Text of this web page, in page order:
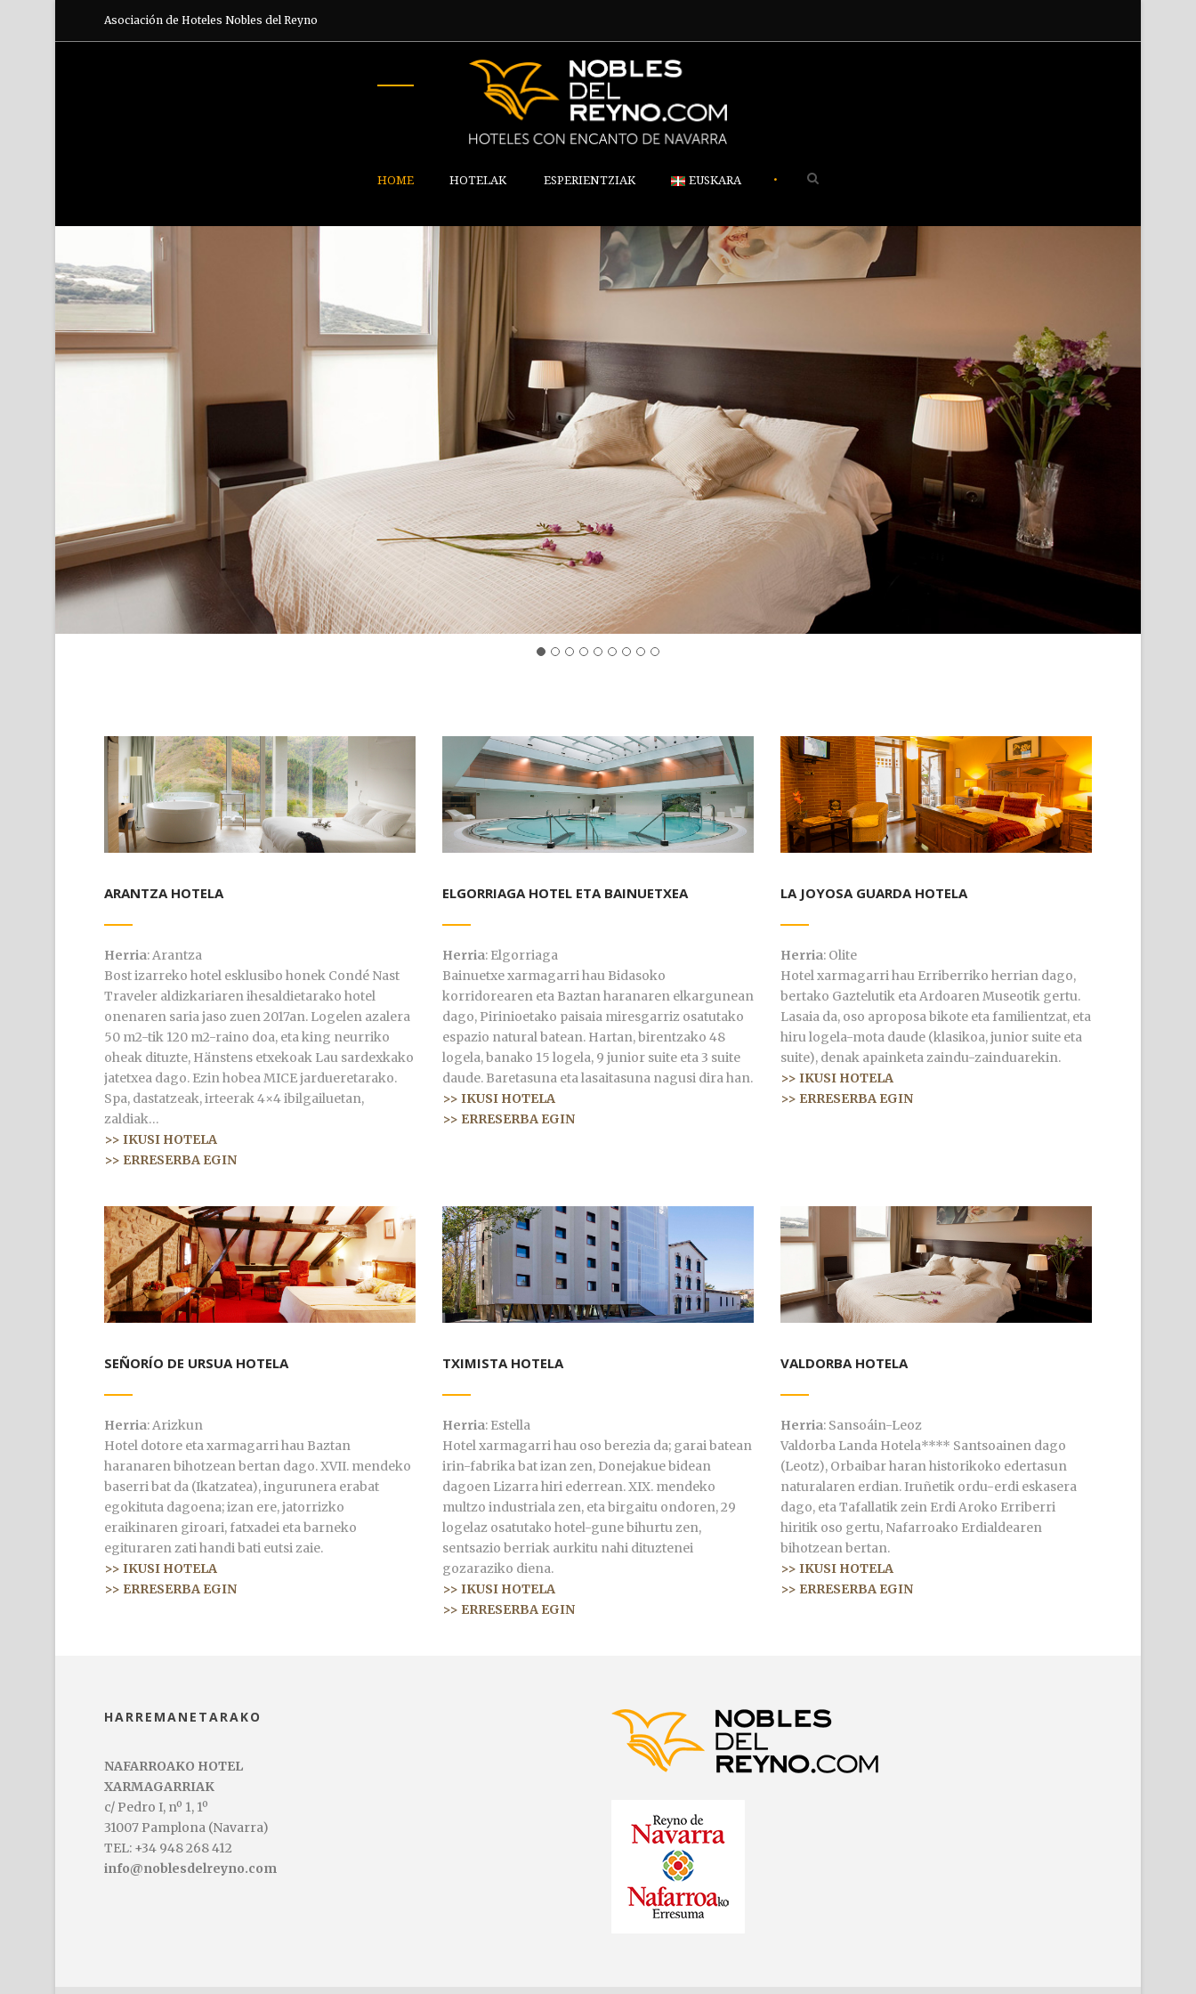
Asociación de Hoteles Nobles del Reyno
HOME HOTELAK ESPERIENTZIAK EUSKARA •
ARANTZA HOTELA
Herria: Arantza
Bost izarreko hotel esklusibo honek Condé Nast
Traveler aldizkariaren ihesaldietarako hotel
onenaren saria jaso zuen 2017an. Logelen azalera
50 m2-tik 120 m2-raino doa, eta king neurriko
oheak dituzte, Hänstens etxekoak Lau sardexkako
jatetxea dago. Ezin hobea MICE jardueretarako.
Spa, dastatzeak, irteerak 4×4 ibilgailuetan,
zaldiak…
>> IKUSI HOTELA
>> ERRESERBA EGIN
ELGORRIAGA HOTEL ETA BAINUETXEA
Herria: Elgorriaga
Bainuetxe xarmagarri hau Bidasoko
korridorearen eta Baztan haranaren elkargunean
dago, Pirinioetako paisaia miresgarriz osatutako
espazio natural batean. Hartan, birentzako 48
logela, banako 15 logela, 9 junior suite eta 3 suite
daude. Baretasuna eta lasaitasuna nagusi dira han.
>> IKUSI HOTELA
>> ERRESERBA EGIN
LA JOYOSA GUARDA HOTELA
Herria: Olite
Hotel xarmagarri hau Erriberriko herrian dago,
bertako Gaztelutik eta Ardoaren Museotik gertu.
Lasaia da, oso aproposa bikote eta familientzat, eta
hiru logela-mota daude (klasikoa, junior suite eta
suite), denak apainketa zaindu-zainduarekin.
>> IKUSI HOTELA
>> ERRESERBA EGIN
SEÑORÍO DE URSUA HOTELA
Herria: Arizkun
Hotel dotore eta xarmagarri hau Baztan
haranaren bihotzean bertan dago. XVII. mendeko
baserri bat da (Ikatzatea), ingurunera erabat
egokituta dagoena; izan ere, jatorrizko
eraikinaren giroari, fatxadei eta barneko
egituraren zati handi bati eutsi zaie.
>> IKUSI HOTELA
>> ERRESERBA EGIN
TXIMISTA HOTELA
Herria: Estella
Hotel xarmagarri hau oso berezia da; garai batean
irin-fabrika bat izan zen, Donejakue bidean
dagoen Lizarra hiri ederrean. XIX. mendeko
multzo industriala zen, eta birgaitu ondoren, 29
logelaz osatutako hotel-gune bihurtu zen,
sentsazio berriak aurkitu nahi dituztenei
gozaraziko diena.
>> IKUSI HOTELA
>> ERRESERBA EGIN
VALDORBA HOTELA
Herria: Sansoáin-Leoz
Valdorba Landa Hotela**** Santsoainen dago
(Leotz), Orbaibar haran historikoko edertasun
naturalaren erdian. Iruñetik ordu-erdi eskasera
dago, eta Tafallatik zein Erdi Aroko Erriberri
hiritik oso gertu, Nafarroako Erdialdearen
bihotzean bertan.
>> IKUSI HOTELA
>> ERRESERBA EGIN
HARREMANETARAKO
NAFARROAKO HOTEL
XARMAGARRIAK
c/ Pedro I, nº 1, 1º
31007 Pamplona (Navarra)
TEL: +34 948 268 412
info@noblesdelreyno.com